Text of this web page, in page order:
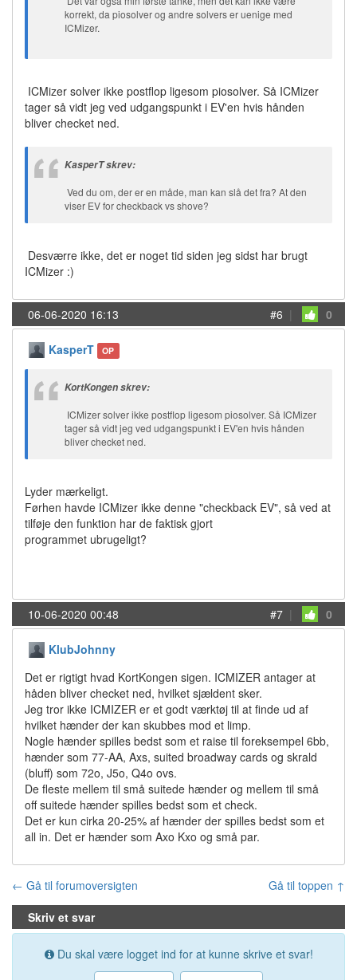
korrekt, da piosolver og andre solvers er uenige med
ICMizer.
ICMizer solver ikke postflop ligesom piosolver. Så ICMizer
tager så vidt jeg ved udgangspunkt i EV'en hvis hånden
bliver checket ned.
KasperT skrev:
Ved du om, der er en måde, man kan slå det fra? At den
viser EV for checkback vs shove?
Desværre ikke, det er noget tid siden jeg sidst har brugt
ICMizer :)
06-06-2020 16:13 #6 | 0
KasperT OP
KortKongen skrev:
ICMizer solver ikke postflop ligesom piosolver. Så ICMizer
tager så vidt jeg ved udgangspunkt i EV'en hvis hånden
bliver checket ned.
Lyder mærkeligt.
Førhen havde ICMizer ikke denne "checkback EV", så ved at
tilføje den funktion har de faktisk gjort
programmet ubrugeligt?
10-06-2020 00:48 #7 | 0
KlubJohnny
Det er rigtigt hvad KortKongen sigen. ICMIZER antager at
håden bliver checket ned, hvilket sjældent sker.
Jeg tror ikke ICMIZER er et godt værktøj til at finde ud af
hvilket hænder der kan skubbes mod et limp.
Nogle hænder spilles bedst som et raise til foreksempel 6bb,
hænder som 77-AA, Axs, suited broadway cards og skrald
(bluff) som 72o, J5o, Q4o ovs.
De fleste mellem til små suitede hænder og mellem til små
off suitede hænder spilles bedst som et check.
Det er kun cirka 20-25% af hænder der spilles bedst som et
all in. Det er hænder som Axo Kxo og små par.
← Gå til forumoversigten
Gå til toppen ↑
Skriv et svar
Du skal være logget ind for at kunne skrive et svar!